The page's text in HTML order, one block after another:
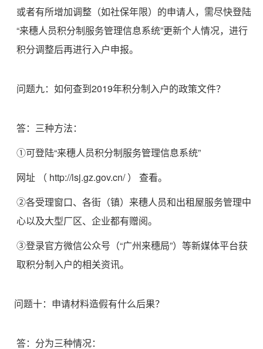
或者有所增加调整（如社保年限）的申请人，需尽快登陆
“来穗人员积分制服务管理信息系统”更新个人情况，进行
积分调整后再进行入户申报。
问题九：如何查到2019年积分制入户的政策文件？
答：三种方法：
①可登陆“来穗人员积分制服务管理信息系统”
网址
（ http://lsj.gz.gov.cn/ ）
查看。
②各受理窗口、各街（镇）来穗人员和出租屋服务管理中
心以及大型厂区、企业都有赠阅。
③登录官方微信公众号（“广州来穗局”）等新媒体平台获
取积分制入户的相关资讯。
问题十：申请材料造假有什么后果？
答：分为三种情况：